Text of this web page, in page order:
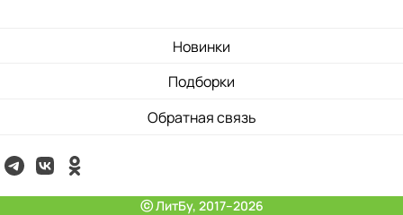
Новинки
Подборки
Обратная связь
ⓒ ЛитБу, 2017–2026